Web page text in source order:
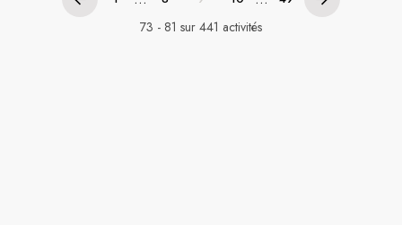
73 - 81 sur 441 activités